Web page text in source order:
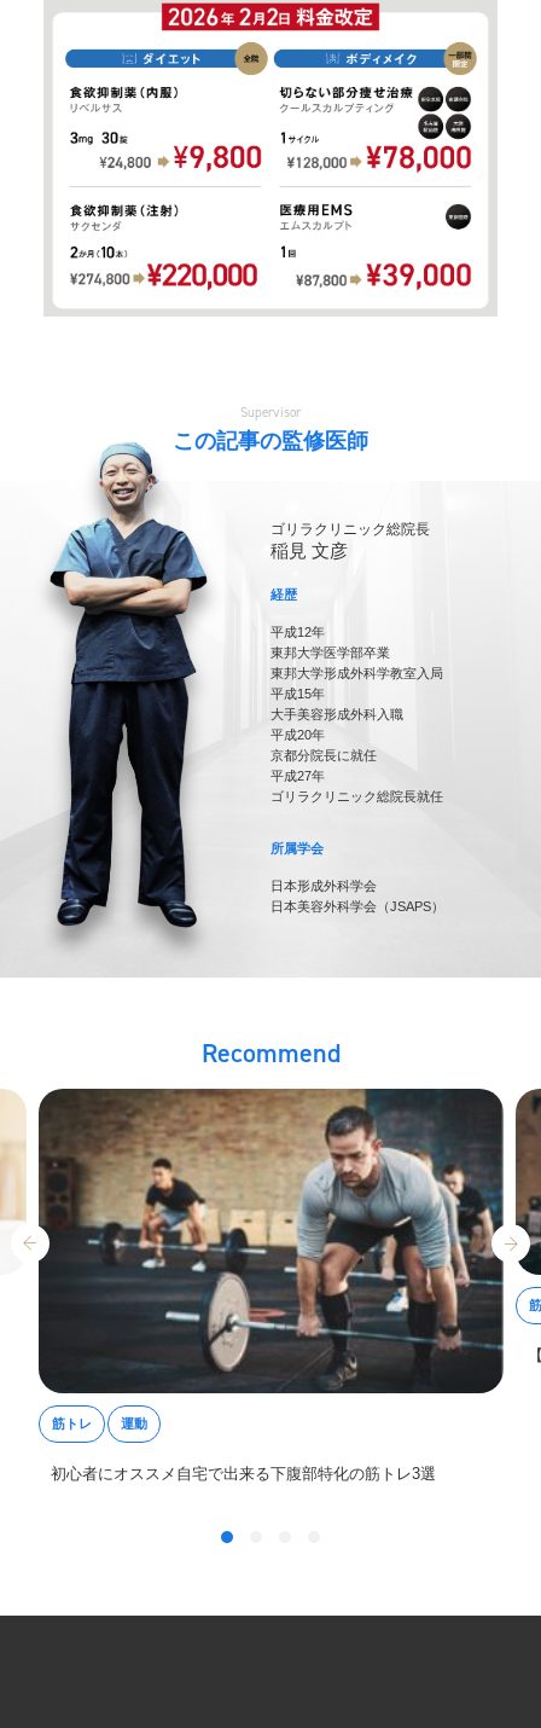
Supervisor
この記事の監修医師
ゴリラクリニック総院長
稲見 文彦
経歴
平成12年
東邦大学医学部卒業
東邦大学形成外科学教室入局
平成15年
大手美容形成外科入職
平成20年
京都分院長に就任
平成27年
ゴリラクリニック総院長就任
所属学会
日本形成外科学会
日本美容外科学会（JSAPS）
Recommend
筋トレ 運動
初心者にオススメ自宅で出来る下腹部特化の筋トレ3選